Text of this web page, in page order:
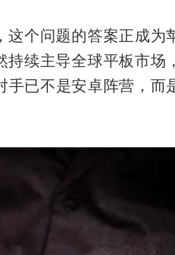
这个问题的答案正成为
续主导全球平板市场
已不是安卓阵营，而